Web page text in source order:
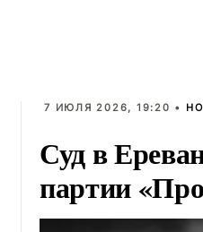
7 ИЮЛЯ 2026, 19:20 •
Суд в
партии